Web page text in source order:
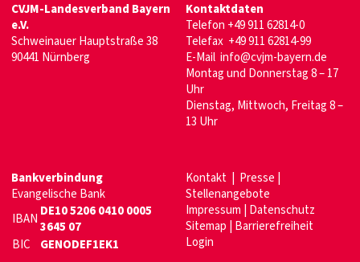
CVJM-Landesverband Bayern
e.V.
Schweinauer Hauptstraße 38
90441 Nürnberg
Kontaktdaten
Telefon +49 911 62814-0
Telefax +49 911 62814-99
E-Mail info@cvjm-bayern.de
Montag und Donnerstag 8 – 17
Uhr
Dienstag, Mittwoch, Freitag 8 –
13 Uhr
Bankverbindung
Evangelische Bank
IBAN DE10 5206 0410 0005
3645 07
BIC
GENODEF1EK1
Kontakt Presse
Stellenangebote
Impressum Datenschutz
Sitemap Barrierefreiheit
Login